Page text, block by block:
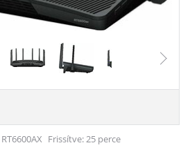
RT6600AX Frissítve: 25 perce